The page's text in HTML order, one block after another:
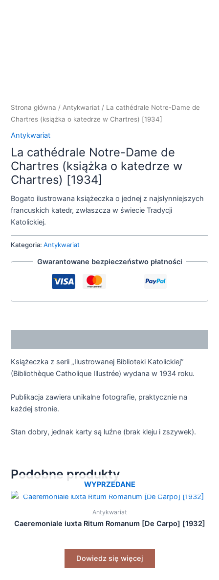
Strona główna / Antykwariat / La cathédrale Notre-Dame de
Chartres (książka o katedrze w Chartres) [1934]
Antykwariat
La cathédrale Notre-Dame de
Chartres (książka o katedrze w
Chartres) [1934]
Bogato ilustrowana książeczka o jednej z najsłynniejszych
francuskich katedr, zwłaszcza w świecie Tradycji
Katolickiej.
Kategoria:Antykwariat
Gwarantowane bezpieczeństwo płatności
Książeczka z serii „Ilustrowanej Biblioteki Katolickiej”
(Bibliothèque Catholique Illustrée) wydana w 1934 roku.
Publikacja zawiera unikalne fotografie, praktycznie na
każdej stronie.
Stan dobry, jednak karty są luźne (brak kleju i zszywek).
Podobne produkty
WYPRZEDANE
Antykwariat
Caeremoniale iuxta Ritum Romanum [De Carpo] [1932]
Dowiedz się więcej